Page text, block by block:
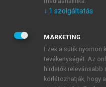
JELSZÓ
JELSZÓ ÚJRA
↓ 1 szolgáltatás
MARKETING
Ezek a sütik nyomon
tevékenységét. Az
hirdetők relevánsabb
korlátozhatják, hogy